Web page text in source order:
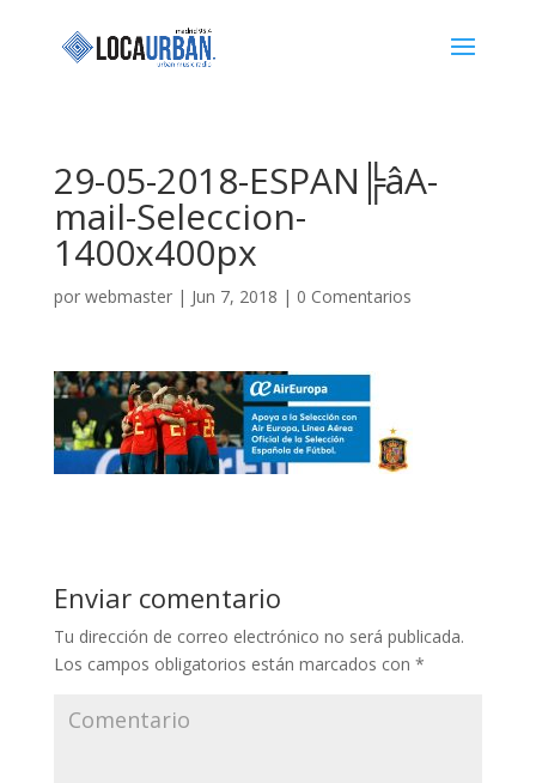
29-05-2018-ESPAN╠âA-
mail-Seleccion-
1400x400px
por webmaster| Jun 7, 2018 | 0 Comentarios
Enviar comentario
Tu dirección de correo electrónico no será publicada.
Los campos obligatorios están marcados con *